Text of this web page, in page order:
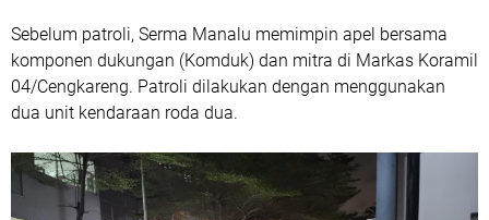
Sebelum patroli, Serma Manalu memimpin apel bersama
komponen dukungan (Komduk) dan mitra di Markas Koramil
04/Cengkareng. Patroli dilakukan dengan menggunakan
dua unit kendaraan roda dua.